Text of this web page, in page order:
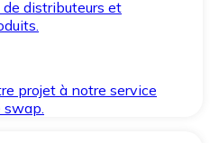
distributeurs et
projet à notre service
swap.